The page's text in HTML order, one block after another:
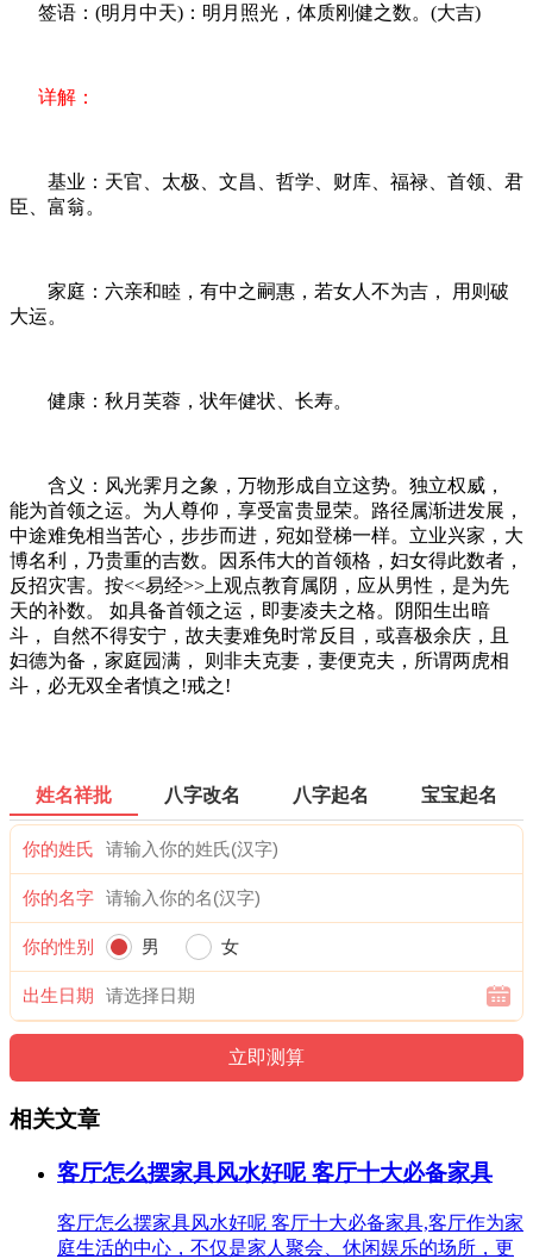
签语：(明月中天)：明月照光，体质刚健之数。(大吉)
详解：
基业：天官、太极、文昌、哲学、财库、福禄、首领、君
臣、富翁。
家庭：六亲和睦，有中之嗣惠，若女人不为吉， 用则破
大运。
健康：秋月芙蓉，状年健状、长寿。
含义：风光霁月之象，万物形成自立这势。独立权威，
能为首领之运。为人尊仰，享受富贵显荣。路径属渐进发展，
中途难免相当苦心，步步而进，宛如登梯一样。立业兴家，大
博名利，乃贵重的吉数。因系伟大的首领格，妇女得此数者，
反招灾害。按<<易经>>上观点教育属阴，应从男性，是为先
天的补数。 如具备首领之运，即妻凌夫之格。阴阳生出暗
斗， 自然不得安宁，故夫妻难免时常反目，或喜极余庆，且
妇德为备，家庭园满， 则非夫克妻，妻便克夫，所谓两虎相
斗，必无双全者慎之!戒之!
姓名祥批 八字改名 八字起名 宝宝起名
你的姓氏
你的名字
你的性别 男 女
出生日期
相关文章
客厅怎么摆家具风水好呢 客厅十大必备家具
客厅怎么摆家具风水好呢 客厅十大必备家具,客厅作为家
庭生活的中心，不仅是家人聚会、休闲娱乐的场所，更